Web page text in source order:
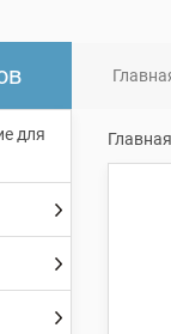
для
Главная